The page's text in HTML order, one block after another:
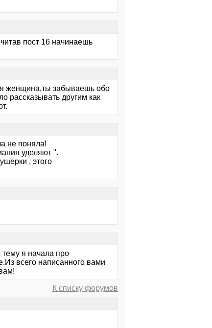
пост 16 начинаешь
женщина,ты забываешь обо
рассказывать другим как
не поняла!
уделяют ".
, этого
я начала про
всего написанного вами
вам!
К списку форумов